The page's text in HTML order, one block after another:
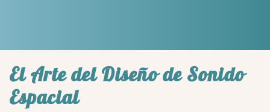
El Arte del Diseño de Sonido
Espacial